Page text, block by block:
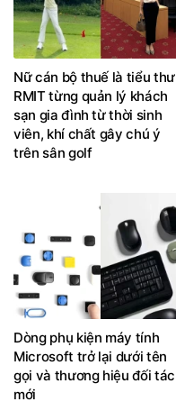
Nữ cán bộ thuế là tiểu thư
RMIT từng quản lý khách
sạn gia đình từ thời sinh
viên, khí chất gây chú ý
trên sân golf
Dòng phụ kiện máy tính
Microsoft trở lại dưới tên
gọi và thương hiệu đối tác
mới